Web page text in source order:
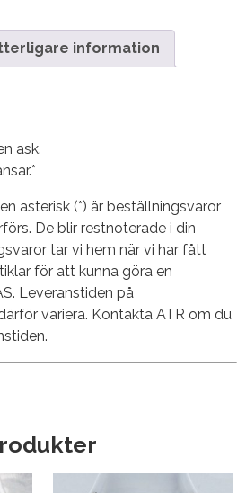
information
ask.
asterisk (*) är beställningsvaror
De blir restnoterade i din
tar vi hem när vi har fått
för att kunna göra en
Leveranstiden på
variera. Kontakta ATR om du